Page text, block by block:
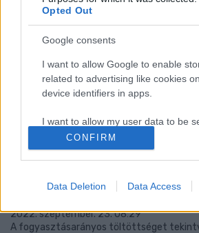
Opted Out
Google consents
I want to allow Google to enable
related to advertising like cookies
device identifiers in apps.
I want to allow my user data to be
Google for online advertising
I want to allow Google to send me
personalized advertising.
related to analytics like cookies on
CONFIRM
Data Deletion Data Access
BUKIK, HOGY NYITVA MARAD-E
IG A SAVARIA MOZI
2022. szeptember. 26. 19:35
TÉNYLEG LE KELL JELENTENI
NEM CSAK FŰTÉSRE
2022. szeptember. 26. 14:03
Más az ára a földgáznak, ha főzünk és
és más akkor ha csak melegedünk
TÖLTÖTTSÉGE ÁTLÉPTE A 70
SZINTET
2022. szeptember. 23. 08:29
A fogyasztásarányos töltöttséget